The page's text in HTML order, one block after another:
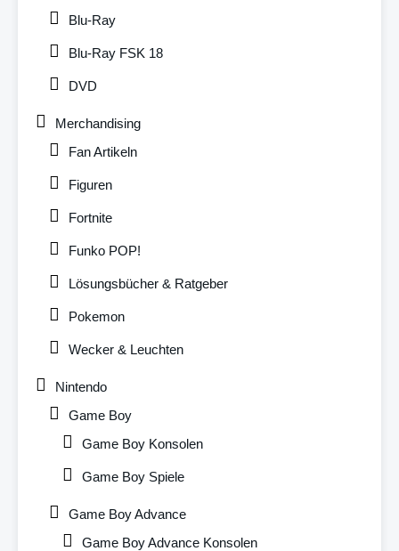
Blu-Ray
Blu-Ray FSK 18
DVD
Merchandising
Fan Artikeln
Figuren
Fortnite
Funko POP!
Lösungsbücher & Ratgeber
Pokemon
Wecker & Leuchten
Nintendo
Game Boy
Game Boy Konsolen
Game Boy Spiele
Game Boy Advance
Game Boy Advance Konsolen